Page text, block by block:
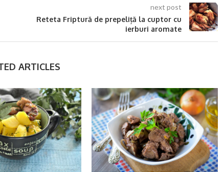
next post
Reteta Friptură de prepeliță la cuptor cu
ierburi aromate
ARTICLES